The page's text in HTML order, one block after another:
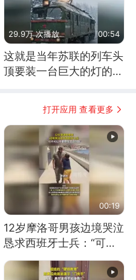
29.9万 次播放 00:54
这就是当年苏联的列车头
顶要装一台巨大的灯的原
打开应用 查看更多
00:19
12岁摩洛哥男孩边境哭泣
恳求西班牙士兵：“可不
可以不要把我遣返回国”